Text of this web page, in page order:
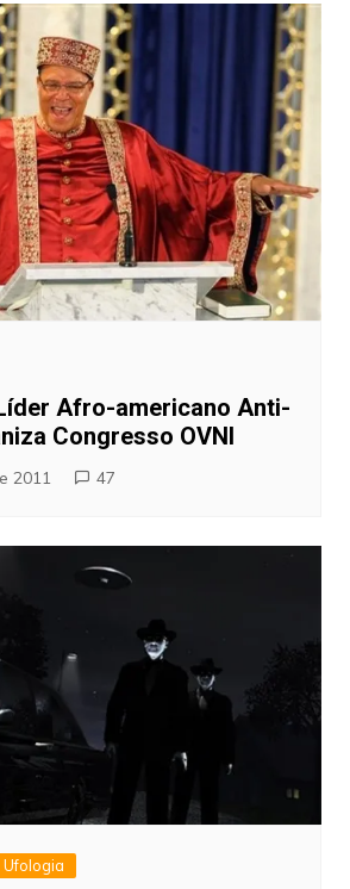
Afro-americano Anti-
Congresso OVNI
2011 47
Ufologia